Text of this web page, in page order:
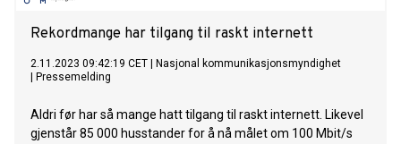
Rekordmange har tilgang til raskt internett
2.11.2023 09:42:19 CET
Nasjonal kommunikasjonsmyndighet
Pressemelding
Aldri før har så mange hatt tilgang til raskt internett. Likevel
gjenstår 85 000 husstander for å nå målet om 100 Mbit/s